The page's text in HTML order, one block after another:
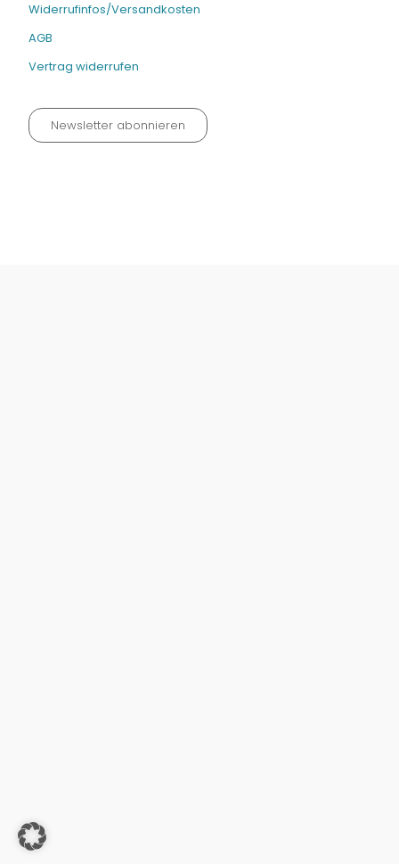
Widerrufinfos/Versandkosten
AGB
Vertrag widerrufen
Newsletter abonnieren